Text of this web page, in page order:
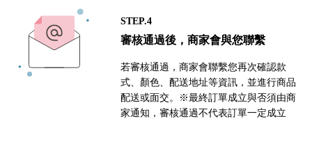
STEP.4
審核通過後，商家會與您聯繫
若審核通過，商家會聯繫您再次確認款
式、顏色、配送地址等資訊，並進行商品
配送或面交。※最終訂單成立與否須由商
家通知，審核通過不代表訂單一定成立